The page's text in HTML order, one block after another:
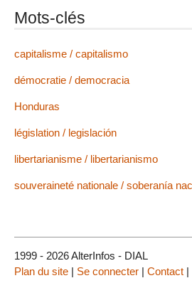
Mots-clés
capitalisme / capitalismo
démocratie / democracia
Honduras
législation / legislación
libertarianisme / libertarianismo
souveraineté nationale / soberanía
1999 - 2026 AlterInfos - DIAL
Plan du site
Se connecter Contact